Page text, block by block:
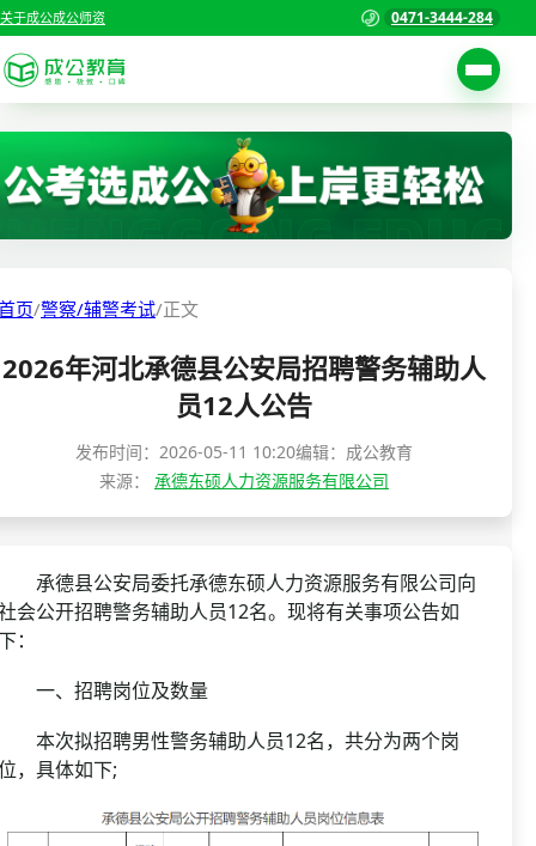
关于成公成公师资 0471-3444-284
考试公告
职位表
准考证打印
成绩查询
面试补录
历年真题
首页
国家公务员考试
三支一扶考试
警察/辅警考试
页/警察/辅警考试/正文
2026年河北承德县公安局招聘警务辅助人
员12人公告
发布时间： 2026-05-11 10:20编辑：成公教育
来源： 承德东硕人力资源服务有限公司
德县公安局委托承德东硕人力资源服务有限公司向
会公开招聘警务辅助人员12名。现将有关事项公告如
：
、招聘岗位及数量
次拟招聘男性警务辅助人员12名，共分为两个岗
，具体如下;